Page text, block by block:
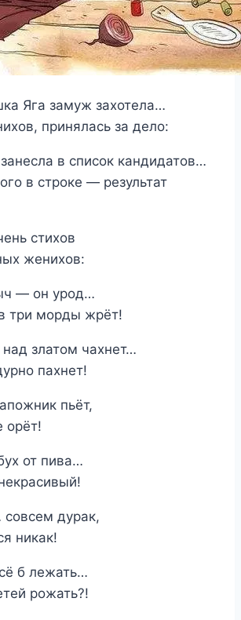
Яга замуж захотела…
принялась за дело:
в список кандидатов…
в строке — результат
стихов
женихов:
— он урод…
три морды жрёт!
златом чахнет…
пахнет!
пьёт,
орёт!
от пива…
дурак,
никак!
б лежать…
рожать?!